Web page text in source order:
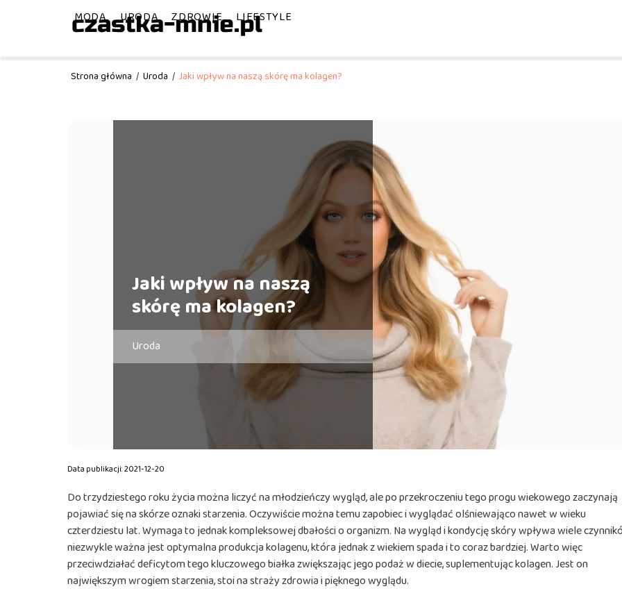
MODA URODA ZDROWIE LIFESTYLE
Strona główna / Uroda / Jaki wpływ na naszą skórę ma kolagen?
Jaki wpływ na naszą
skórę ma kolagen?
Uroda
Data publikacji: 2021-12-20
Do trzydziestego roku życia można liczyć na młodzieńczy wygląd, ale po przekroczeniu tego progu wiekowego zaczynają
pojawiać się na skórze oznaki starzenia. Oczywiście można temu zapobiec i wyglądać olśniewająco nawet w wieku
czterdziestu lat. Wymaga to jednak kompleksowej dbałości o organizm. Na wygląd i kondycję skóry wpływa wiele
niezwykle ważna jest optymalna produkcja kolagenu, która jednak z wiekiem spada i to coraz bardziej. Warto więc
przeciwdziałać deficytom tego kluczowego białka zwiększając jego podaż w diecie, suplementując kolagen. Jest on
największym wrogiem starzenia, stoi na straży zdrowia i pięknego wyglądu.